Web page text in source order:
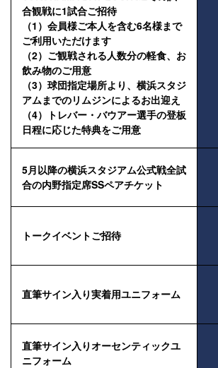
合観戦に1試合ご招待
（1）会員様ご本人を含む6名様まで
ご利用いただけます
（2）ご観戦される人数分の軽食、お
飲み物のご用意
（3）球団指定場所より、横浜スタジ
アムまでのリムジンによるお出迎え
（4）トレバー・バウアー選手の登板
日程に応じた特典をご用意
5月以降の横浜スタジアム公式戦全試
合の内野指定席SSペアチケット
トークイベントご招待
直筆サイン入り実着用ユニフォーム
直筆サイン入りオーセンティックユ
ニフォーム